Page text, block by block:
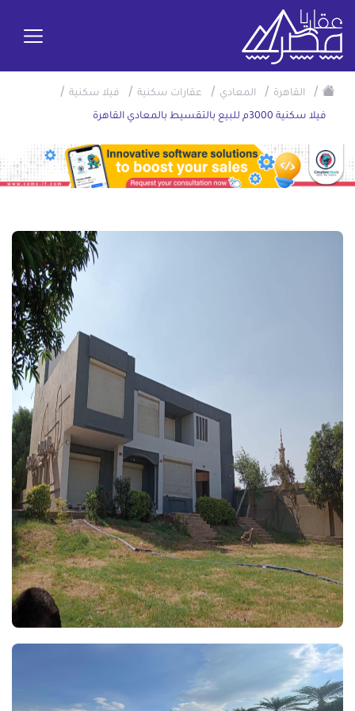
/ القاهرة / المعادي / عقارات سكنية / فيلا سكنية /
فيلا سكنية 3000م للبيع بالتقسيط بالمعادي القاهرة